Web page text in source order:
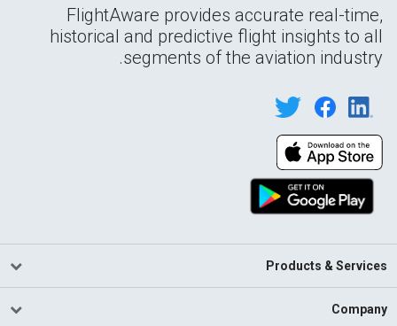
FlightAware provides accurate real-time,
historical and predictive flight insights to all
segments of the aviation industry.
Products & Services
Company